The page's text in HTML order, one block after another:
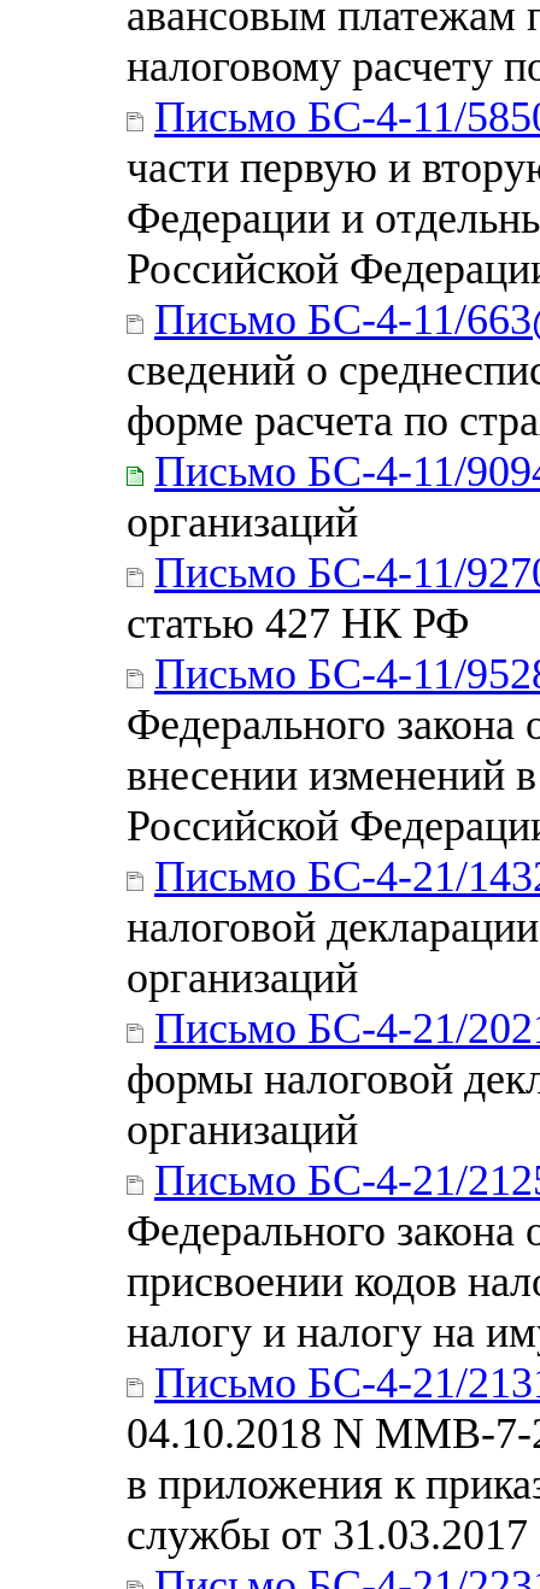
авансовым платежам
налоговому расчету
Письмо БС-4-11/
части первую и
Федерации и
Российской
Письмо БС-4-11/
сведений о
форме расчета по
Письмо БС-4-11/
организаций
Письмо БС-4-11/
статью 427 НК РФ
Письмо БС-4-11/
Федерального
внесении изменений
Российской
Письмо БС-4-21/
налоговой
организаций
Письмо БС-4-21/
формы налоговой
организаций
Письмо БС-4-21/
Федерального
присвоении кодов
налогу и налогу на
Письмо БС-4-21/
04.10.2018 N ММВ-7-
в приложения к
службы от